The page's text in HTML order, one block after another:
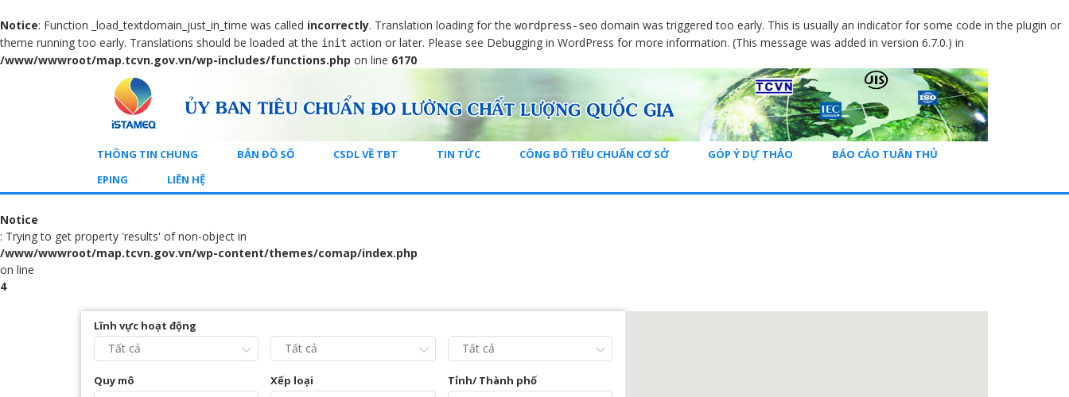
Notice: Function _load_textdomain_just_in_time was called incorrectly. Translation loading for the wordpress-seo domain was triggered too early. This is usually an indicator for some code in the plugin or
theme running too early. Translations should be loaded at the init action or later. Please see Debugging in WordPress for more information. (This message was added in version 6.7.0.) in
/www/wwwroot/map.tcvn.gov.vn/wp-includes/functions.php on line 6170
THÔNG TIN CHUNG BẢN ĐỒ SỐ CSDL VỀ TBT TIN TỨC CÔNG BỐ TIÊU CHUẨN CƠ SỞ GÓP Ý DỰ THẢO
BÁO CÁO TUÂN THỦ
EPING
LIÊN HỆ
Notice
: Trying to get property 'results' of non-object in
/www/wwwroot/map.tcvn.gov.vn/wp-content/themes/comap/index.php
on line
4
Lĩnh vực hoạt động
Quy mô Xếp loại Tỉnh/ Thành phố